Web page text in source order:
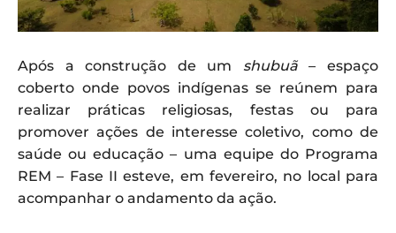
Após a construção de um shubuã– espaço
coberto onde povos indígenas se reúnem para
realizar práticas religiosas, festas ou para
promover ações de interesse coletivo, como de
saúde ou educação – uma equipe do Programa
REM – Fase II esteve, em fevereiro, no local para
acompanhar o andamento da ação.